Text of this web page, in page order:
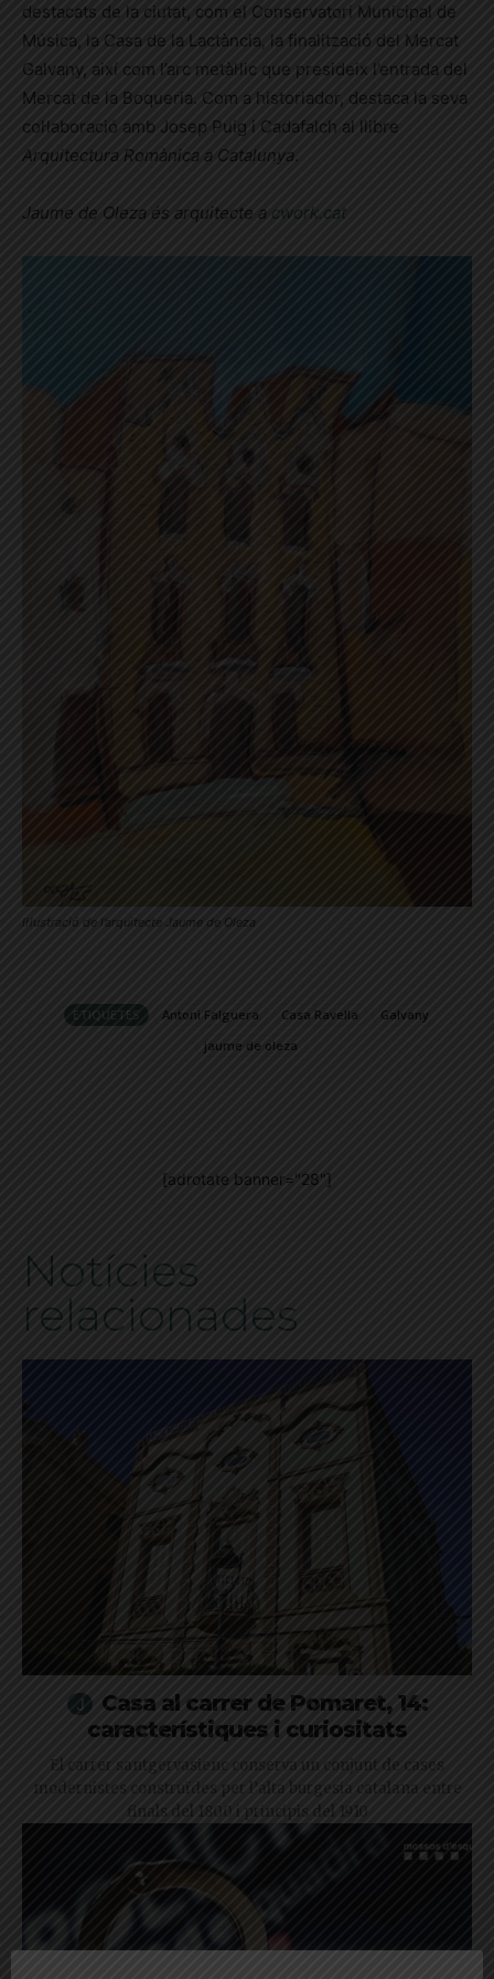
destacats de la ciutat, com el Conservatori Municipal de
Música, la Casa de la Lactància, la finalització del Mercat
Galvany, així com l’arc metàl·lic que presideix l’entrada del
Mercat de la Boqueria. Com a historiador, destaca la seva
col·laboració amb Josep Puig i Cadafalch al llibre
Arquitectura Romànica a Catalunya.
Jaume de Oleza és arquitecte a cwork.cat
Il·lustració de l’arquitecte Jaume de Oleza
ETIQUETES Antoni Falguera Casa Ravella
Galvany
jaume de oleza
[adrotate banner="28"]
Notícies
relacionades
Casa al carrer de Pomaret, 14:
característiques i curiositats
El carrer santgervasienc conserva un conjunt de cases
modernistes construïdes per l’alta burgesia catalana entre
finals del 1800 i principis del 1910